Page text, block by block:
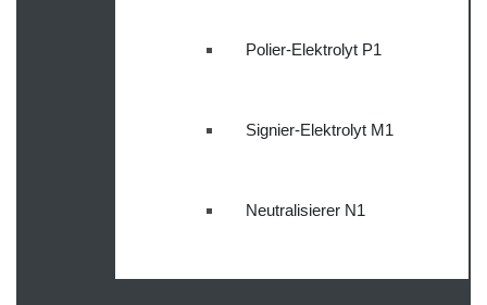
Polier-Elektrolyt P1
Signier-Elektrolyt M1
Neutralisierer N1